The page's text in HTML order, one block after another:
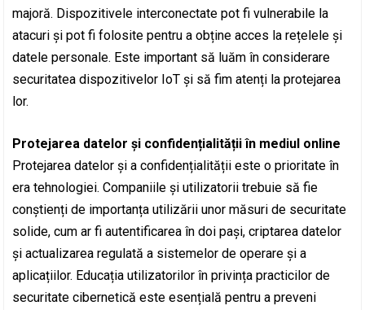
majoră. Dispozitivele interconectate pot fi vulnerabile la
atacuri și pot fi folosite pentru a obține acces la rețelele și
datele personale. Este important să luăm în considerare
securitatea dispozitivelor IoT și să fim atenți la protejarea
lor.
Protejarea datelor și confidențialității în mediul online
Protejarea datelor și a confidențialității este o prioritate în
era tehnologiei. Companiile și utilizatorii trebuie să fie
conștienți de importanța utilizării unor măsuri de securitate
solide, cum ar fi autentificarea în doi pași, criptarea datelor
și actualizarea regulată a sistemelor de operare și a
aplicațiilor. Educația utilizatorilor în privința practicilor de
securitate cibernetică este esențială pentru a preveni